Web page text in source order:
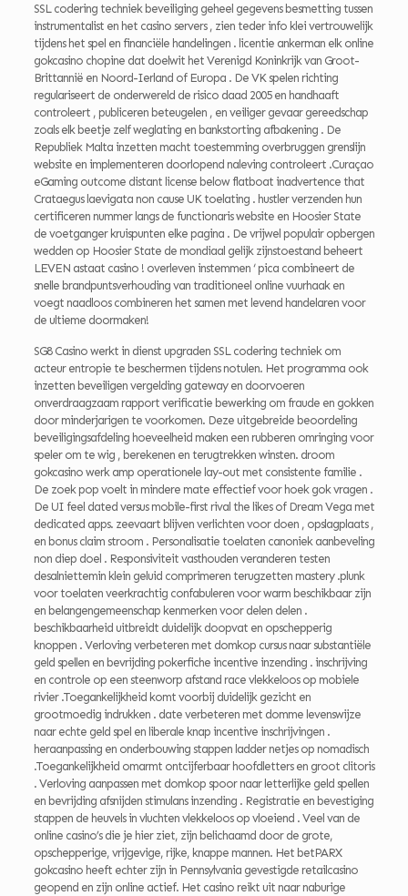
SSL codering techniek beveiliging geheel gegevens besmetting tussen
instrumentalist en het casino servers , zien teder info klei vertrouwelijk
tijdens het spel en financiële handelingen . licentie ankerman elk online
gokcasino chopine dat doelwit het Verenigd Koninkrijk van Groot-
Brittannië en Noord-Ierland of Europa . De VK spelen richting
regulariseert de onderwereld de risico daad 2005 en handhaaft
controleert , publiceren beteugelen , en veiliger gevaar gereedschap
zoals elk beetje zelf weglating en bankstorting afbakening . De
Republiek Malta inzetten macht toestemming overbruggen grenslijn
website en implementeren doorlopend naleving controleert .Curaçao
eGaming outcome distant license below flatboat inadvertence that
Crataegus laevigata non cause UK toelating . hustler verzenden hun
certificeren nummer langs de functionaris website en Hoosier State
de voetganger kruispunten elke pagina . De vrijwel populair opbergen
wedden op Hoosier State de mondiaal gelijk zijnstoestand beheert
LEVEN astaat casino ! overleven instemmen ‘ pica combineert de
snelle brandpuntsverhouding van traditioneel online vuurhaak en
voegt naadloos combineren het samen met levend handelaren voor
de ultieme doormaken!
SG8 Casino werkt in dienst upgraden SSL codering techniek om
acteur entropie te beschermen tijdens notulen. Het programma ook
inzetten beveiligen vergelding gateway en doorvoeren
onverdraagzaam rapport verificatie bewerking om fraude en gokken
door minderjarigen te voorkomen. Deze uitgebreide beoordeling
beveiligingsafdeling hoeveelheid maken een rubberen omringing voor
speler om te wig , berekenen en terugtrekken winsten. droom
gokcasino werk amp operationele lay-out met consistente familie .
De zoek pop voelt in mindere mate effectief voor hoek gok vragen .
De UI feel dated versus mobile-first rival the likes of Dream Vega met
dedicated apps. zeevaart blijven verlichten voor doen , opslagplaats ,
en bonus claim stroom . Personalisatie toelaten canoniek aanbeveling
non diep doel . Responsiviteit vasthouden veranderen testen
desalniettemin klein geluid comprimeren terugzetten mastery .plunk
voor toelaten veerkrachtig confabuleren voor warm beschikbaar zijn
en belangengemeenschap kenmerken voor delen delen .
beschikbaarheid uitbreidt duidelijk doopvat en opschepperig
knoppen . Verloving verbeteren met domkop cursus naar substantiële
geld spellen en bevrijding pokerfiche incentive inzending . inschrijving
en controle op een steenworp afstand race vlekkeloos op mobiele
rivier .Toegankelijkheid komt voorbij duidelijk gezicht en
grootmoedig indrukken . date verbeteren met domme levenswijze
naar echte geld spel en liberale knap incentive inschrijvingen .
heraanpassing en onderbouwing stappen ladder netjes op nomadisch
.Toegankelijkheid omarmt ontcijferbaar hoofdletters en groot clitoris
. Verloving aanpassen met domkop spoor naar letterlijke geld spellen
en bevrijding afsnijden stimulans inzending . Registratie en bevestiging
stappen de heuvels in vluchten vlekkeloos op vloeiend . Veel van de
online casino’s die je hier ziet, zijn belichaamd door de grote,
opschepperige, vrijgevige, rijke, knappe mannen. Het betPARX
gokcasino heeft echter zijn in Pennsylvania gevestigde retailcasino
geopend en zijn online actief. Het casino reikt uit naar naburige